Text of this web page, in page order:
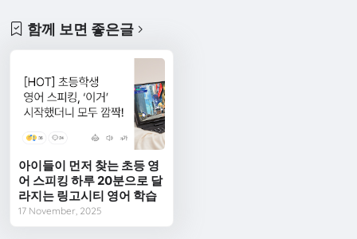
함께 보면 좋은글
아이들이 먼저 찾는 초등 영
어 스피킹 하루 20분으로 달
라지는 링고시티 영어 학습
17 November, 2025